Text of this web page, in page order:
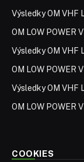
Výsledky OM VHF
OM LOW POWER
Výsledky OM VHF
OM LOW POWER
Výsledky OM VHF
OM LOW POWER
COOKIES